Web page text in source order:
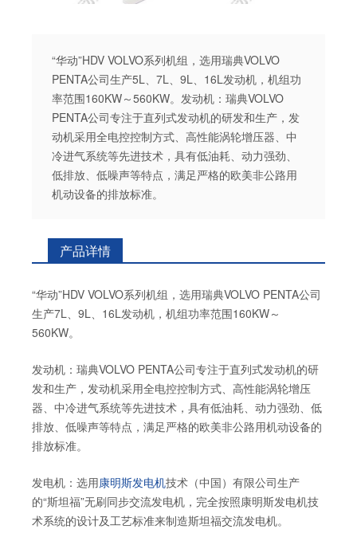
“华动”HDV VOLVO系列机组，选用瑞典VOLVO
PENTA公司生产5L、7L、9L、16L发动机，机组功
率范围160KW～560KW。发动机：瑞典VOLVO
PENTA公司专注于直列式发动机的研发和生产，发
动机采用全电控控制方式、高性能涡轮增压器、中
冷进气系统等先进技术，具有低油耗、动力强劲、
低排放、低噪声等特点，满足严格的欧美非公路用
机动设备的排放标准。
产品详情
“华动”HDV VOLVO系列机组，选用瑞典VOLVO PENTA公司
生产7L、9L、16L发动机，机组功率范围160KW～
560KW。
发动机：瑞典VOLVO PENTA公司专注于直列式发动机的研
发和生产，发动机采用全电控控制方式、高性能涡轮增压
器、中冷进气系统等先进技术，具有低油耗、动力强劲、低
排放、低噪声等特点，满足严格的欧美非公路用机动设备的
排放标准。
发电机：选用康明斯发电机技术（中国）有限公司生产
的“斯坦福”无刷同步交流发电机，完全按照康明斯发电机技
术系统的设计及工艺标准来制造斯坦福交流发电机。